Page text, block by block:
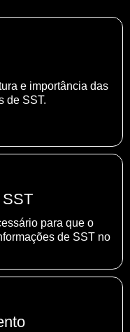
e importância das
de SST.
para que o
de SST no